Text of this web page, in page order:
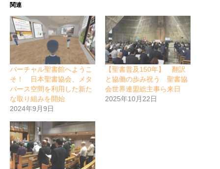
関連
バーチャル聖書館へようこ
そ！ 日本聖書協会、メタ
バース空間を利用した新た
な取り組みを開始
2024年9月9日
【聖書普及150年】 翻訳
と協働の歩み祝う 聖書協
会世界連盟総主事ら来日
2025年10月22日